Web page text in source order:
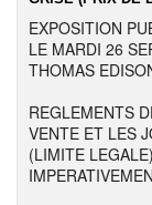
EXPOSITION
LE MARDI 26
THOMAS
REGLEMENTS
VENTE ET LES
(LIMITE